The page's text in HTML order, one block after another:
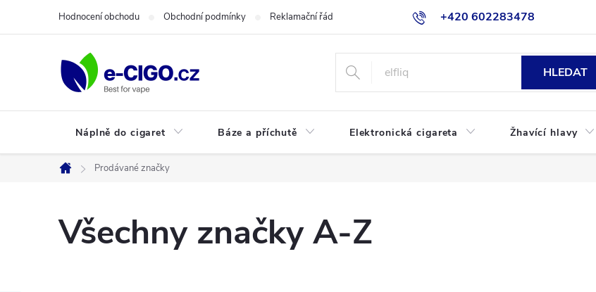
+420 602283478
Hodnocení obchodu Obchodní podmínky Reklamační řád Jak nakupovat
HLEDAT
Náplně do cigaret Báze a příchutě Elektronická cigareta Žhavící hlavy
Domů
Prodávané značky
Všechny značky A-Z